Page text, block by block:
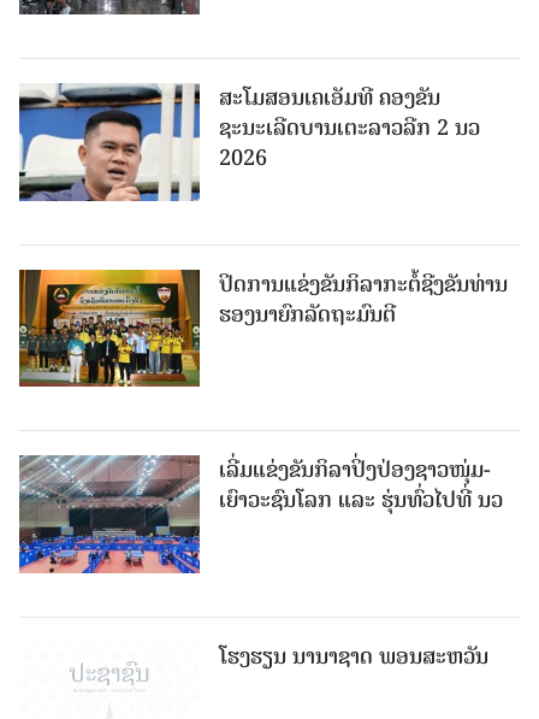
ສະໂມສອນເຄເອັມທີ ຄອງຂັນ
ຊະນະເລີດບານເຕະລາວລີກ 2 ນວ
2026
ປິດການແຂ່ງຂັນກິລາກະຕໍ້ຊີງຂັນທ່ານ
ຮອງນາຍົກລັດຖະມົນຕີ
ເລີ່ມແຂ່ງຂັນກິລາປິ່ງປ່ອງຊາວໜຸ່ມ-
ເຍົາວະຊົນໂລກ ແລະ ຮຸ່ນທົ່ວໄປທີ່ ນວ
ໂຮງຮຽນ ນານາຊາດ ພອນສະຫວັນ